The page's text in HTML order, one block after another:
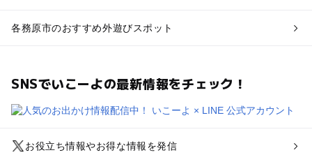
各務原市のおすすめ外遊びスポット
SNSでいこーよの最新情報をチェック！
お役立ち情報やお得な情報を発信